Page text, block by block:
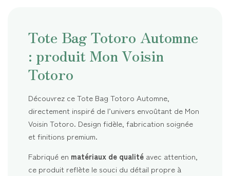
Tote Bag Totoro Automne
: produit Mon Voisin
Totoro
Découvrez ce Tote Bag Totoro Automne,
directement inspiré de l’univers envoûtant de Mon
Voisin Totoro. Design fidèle, fabrication soignée
et finitions premium.
Fabriqué en matériaux de qualité avec attention,
ce produit reflète le souci du détail propre à